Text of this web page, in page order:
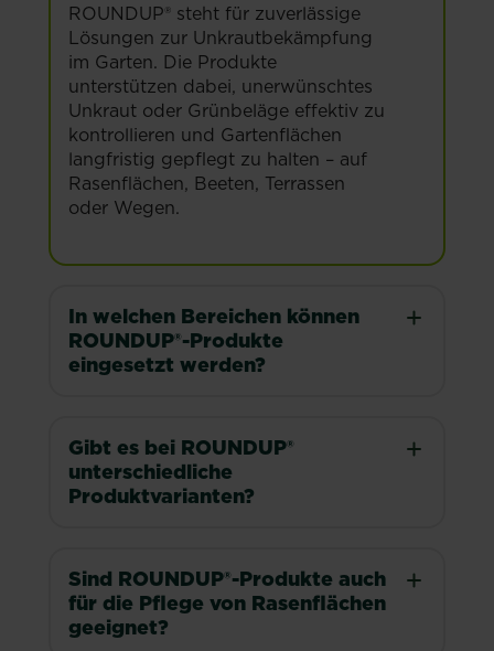
ROUNDUP® steht für zuverlässige
Lösungen zur Unkrautbekämpfung
im Garten. Die Produkte
unterstützen dabei, unerwünschtes
Unkraut oder Grünbeläge effektiv zu
kontrollieren und Gartenflächen
langfristig gepflegt zu halten – auf
Rasenflächen, Beeten, Terrassen
oder Wegen.
In welchen Bereichen können
ROUNDUP®-Produkte
eingesetzt werden?
Gibt es bei ROUNDUP®
unterschiedliche
Produktvarianten?
Sind ROUNDUP®-Produkte auch
für die Pflege von Rasenflächen
geeignet?